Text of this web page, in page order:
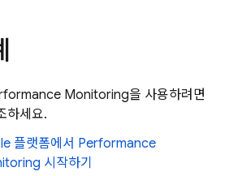
Monitoring을 사용하려면
하세요.
플랫폼에서 Performance
시작하기